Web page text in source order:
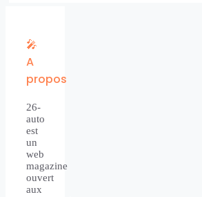
🎤
A
propos
26-
auto
est
un
web
magazine
ouvert
aux